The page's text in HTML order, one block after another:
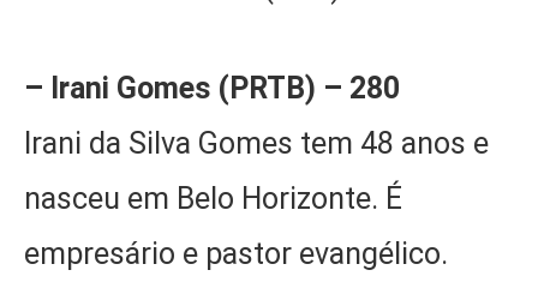
– Irani Gomes (PRTB) – 280
Irani da Silva Gomes tem 48 anos e
nasceu em Belo Horizonte. É
empresário e pastor evangélico.